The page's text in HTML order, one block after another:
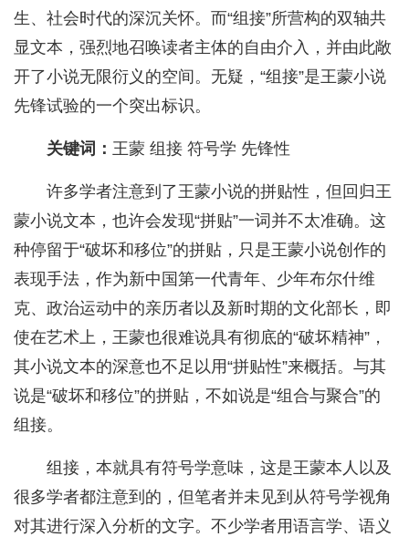
生、社会时代的深沉关怀。而“组接”所营构的双轴共
显文本，强烈地召唤读者主体的自由介入，并由此敞
开了小说无限衍义的空间。无疑，“组接”是王蒙小说
先锋试验的一个突出标识。
关键词： 王蒙 组接 符号学 先锋性
许多学者注意到了王蒙小说的拼贴性，但回归王
蒙小说文本，也许会发现“拼贴”一词并不太准确。这
种停留于“破坏和移位”的拼贴，只是王蒙小说创作的
表现手法，作为新中国第一代青年、少年布尔什维
克、政治运动中的亲历者以及新时期的文化部长，即
使在艺术上，王蒙也很难说具有彻底的“破坏精神”，
其小说文本的深意也不足以用“拼贴性”来概括。与其
说是“破坏和移位”的拼贴，不如说是“组合与聚合”的
组接。
组接，本就具有符号学意味，这是王蒙本人以及
很多学者都注意到的，但笔者并未见到从符号学视角
对其进行深入分析的文字。不少学者用语言学、语义